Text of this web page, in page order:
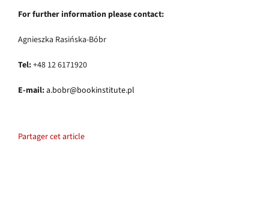
For further information please contact:
Agnieszka Rasińska-Bóbr
Tel:+48 12 6171920
E-mail:a.bobr@bookinstitute.pl
Partager cet article